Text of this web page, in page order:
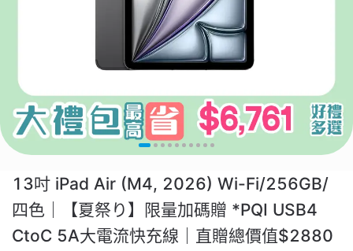
13吋 iPad Air (M4, 2026) Wi-Fi/256GB/
四色｜【夏祭り】限量加碼贈 *PQI USB4
CtoC 5A大電流快充線｜直贈總價值$2880